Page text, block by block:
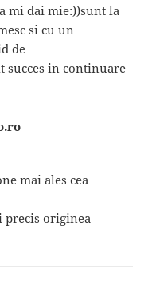
mi dai mie:))sunt la
si cu un
de
succes in continuare
mai ales cea
precis originea